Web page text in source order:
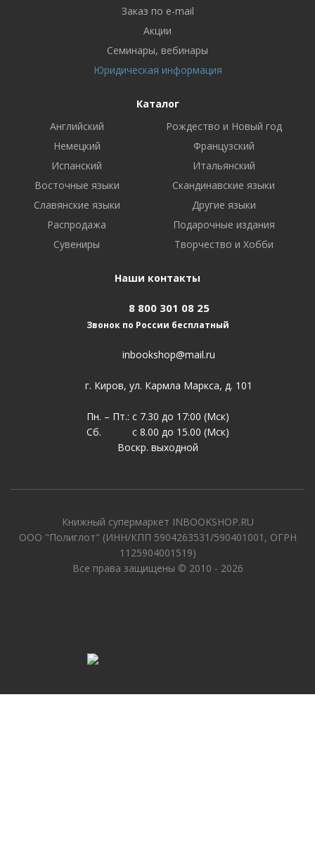
Заказ по e-mail
Акции
Семинары, вебинары
Юридическая информация
Каталог
Английский
Рождество и Новый год
Немецкий
Французский
Испанский
Итальянский
Восточные языки
Скандинавские языки
Славянские языки
Другие языки
Распродажа
Подарочные издания
Сувениры
Творчество и Хобби
Наши контакты
8 800 301 08 25
Звонок по России бесплатный
inbookshop@mail.ru
г. Киров, ул. Кармла Маркса, д. 101
Пн. – Пт.: с 7.30 до 17:00 (Мск)
Сб. с 8.00 до 15.00 (Мск)
Воскр. выходной
Книжный супермаркет INBOOKSHOP.RU
ООО "Полиглот" (ИНН/КПП 5904263531/590401001, ОГРН
1125904001519)
Все права защищены © 2010 - 2026